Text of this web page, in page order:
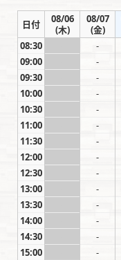
日付
08/06
(木)
08/07
(金)
08:30
-
09:00
-
09:30
-
10:00
-
10:30
-
11:00
-
11:30
-
12:00
-
12:30
-
13:00
-
13:30
-
14:00
-
14:30
-
15:00
-